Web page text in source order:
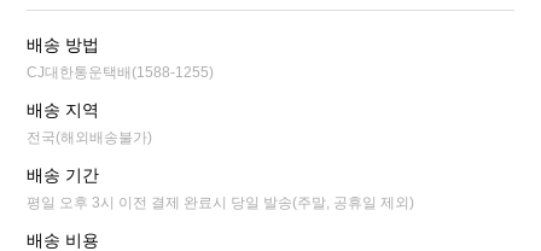
배송 방법
CJ대한통운택배(1588-1255)
배송 지역
전국(해외배송불가)
배송 기간
평일 오후 3시 이전 결제 완료시 당일 발송(주말, 공휴일 제외)
배송 비용